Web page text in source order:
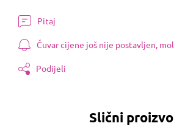
Pitaj
Čuvar cijene još nije postavljen,
Podijeli
Slični